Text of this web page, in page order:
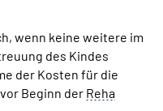
wenn keine weitere im
des Kindes
der Kosten für die
Beginn der Reha